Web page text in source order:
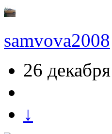
samvova2008
26
↓